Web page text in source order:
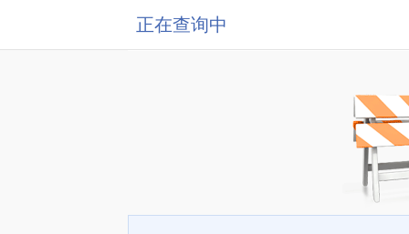
正在查询中